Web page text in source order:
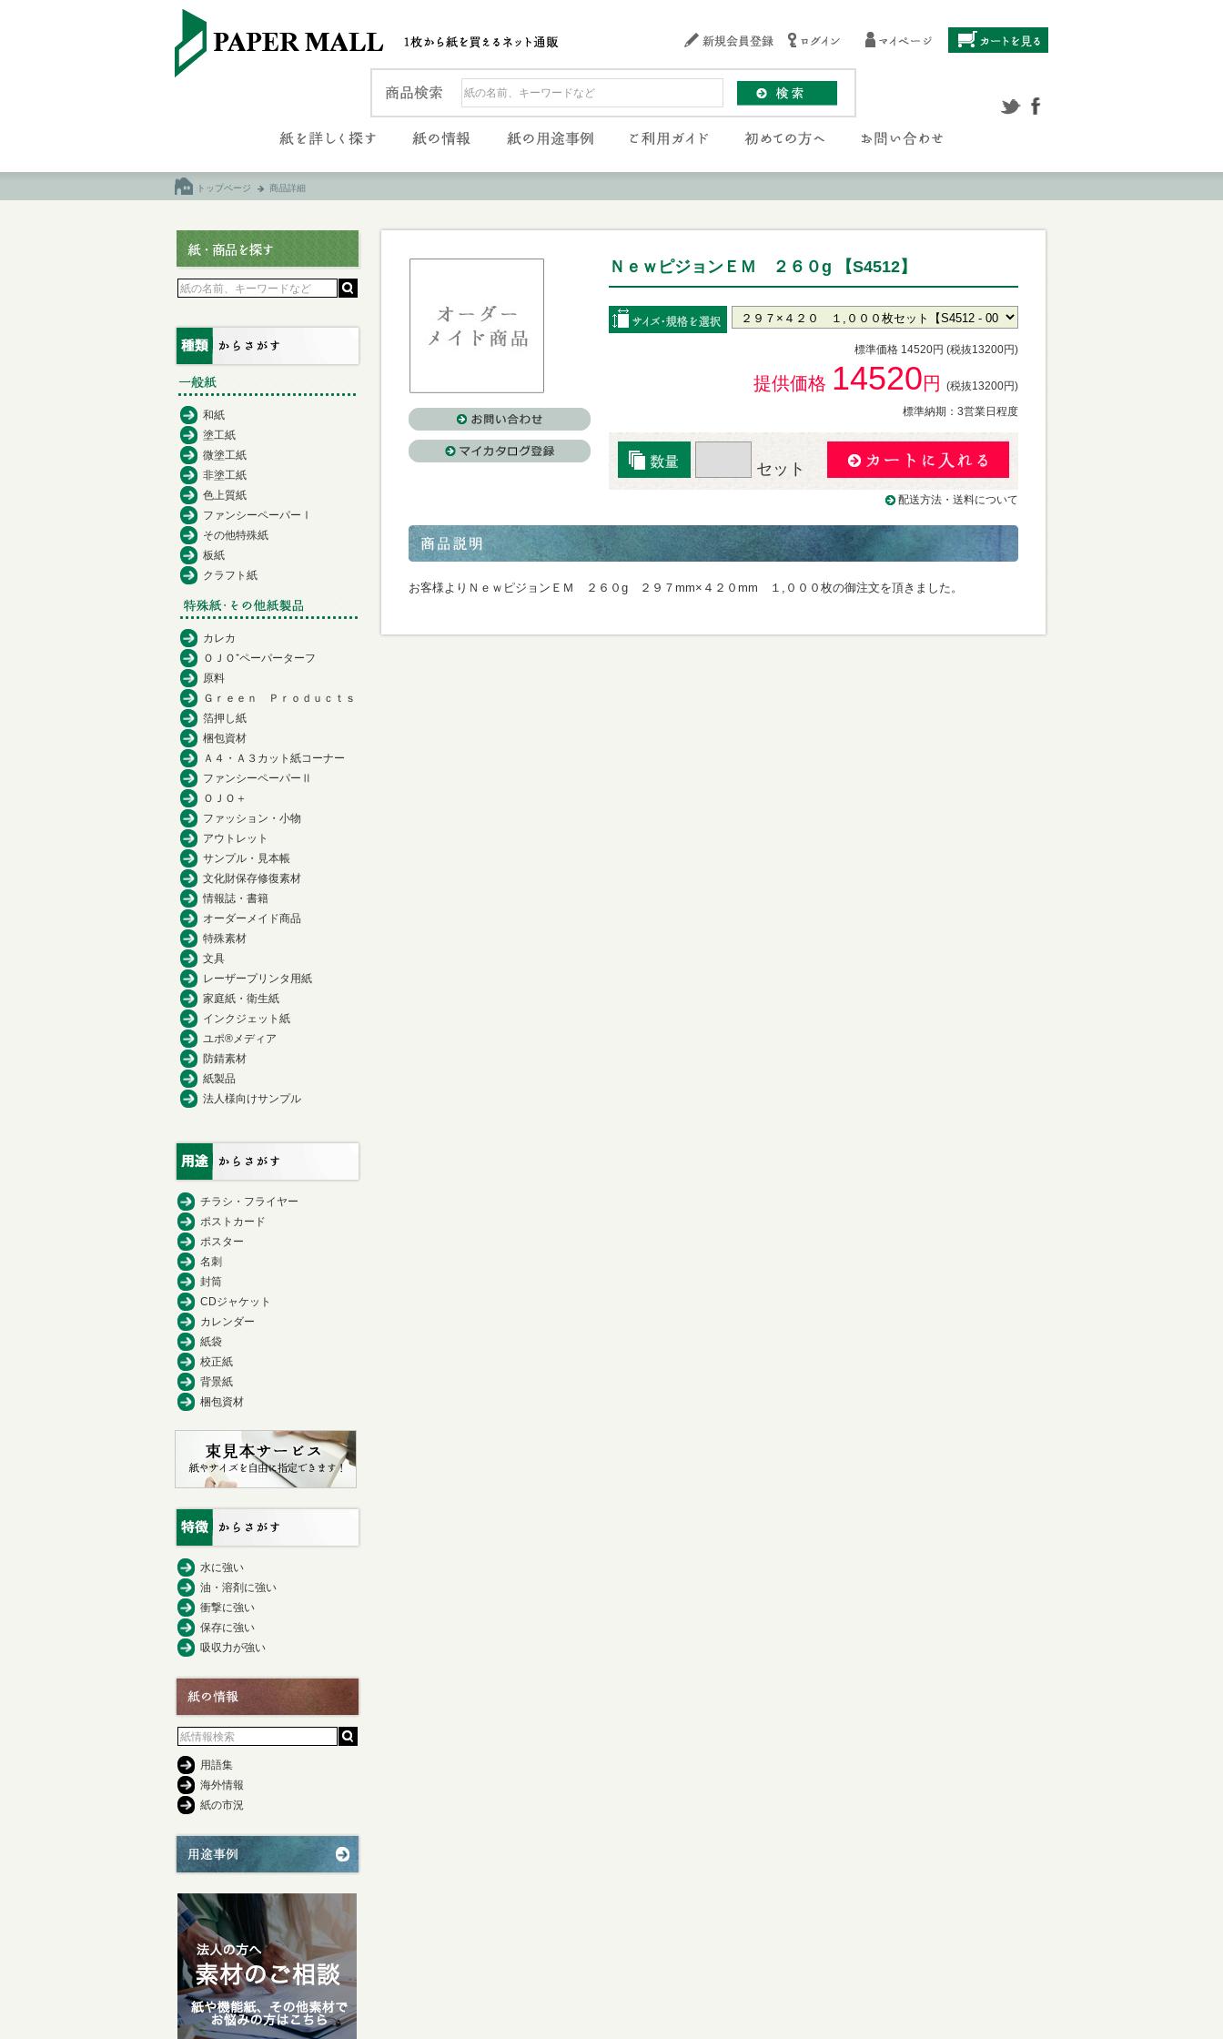
トップページ 商品詳細
ＮｅｗピジョンＥＭ ２６０g 【S4512】
標準価格 14520円 (税抜13200円)
提供価格 14520円
(税抜13200円)
標準納期：3営業日程度
セット
配送方法・送料について
お客様よりＮｅｗピジョンＥＭ ２６０g ２９７mm×４２０mm １,０００枚の御注文を頂きました。
和紙
塗工紙
微塗工紙
非塗工紙
色上質紙
ファンシーペーパーⅠ
その他特殊紙
板紙
クラフト紙
カレカ
ＯＪＯ⁺ペーパーターフ
原料
Ｇｒｅｅｎ Ｐｒｏｄｕｃｔｓ
箔押し紙
梱包資材
Ａ４・Ａ３カット紙コーナー
ファンシーペーパーⅡ
ＯＪＯ＋
ファッション・小物
アウトレット
サンプル・見本帳
文化財保存修復素材
情報誌・書籍
オーダーメイド商品
特殊素材
文具
レーザープリンタ用紙
家庭紙・衛生紙
インクジェット紙
ユポ®メディア
防錆素材
紙製品
法人様向けサンプル
チラシ・フライヤー
ポストカード
ポスター
名刺
封筒
CDジャケット
カレンダー
紙袋
校正紙
背景紙
梱包資材
水に強い
油・溶剤に強い
衝撃に強い
保存に強い
吸収力が強い
用語集
海外情報
紙の市況